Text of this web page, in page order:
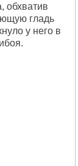
обхватив
гладь
у него в